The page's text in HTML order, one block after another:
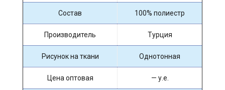
Состав 100% полиестр
Производитель Турция
Рисунок на ткани Однотонная
Цена оптовая — у.е.